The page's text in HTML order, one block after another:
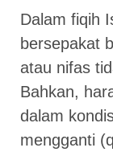
Dalam fiqih
bersepakat
atau nifas
Bahkan,
dalam
mengganti